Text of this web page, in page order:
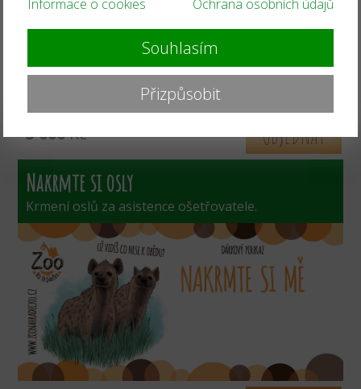
3 000Kč
OBJEDNAT
Nakrmte si osly
Krmení oslů za asistence ošetřovatele.
Informace o cookies Ochrana osobních údajů
Souhlasím
Přizpůsobit